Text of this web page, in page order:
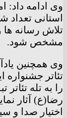
وی ادامه داد:
استانی تعداد
تلاش رسانه ها
مشخص شود.
وی همچنین
تئاتر جشنواره
را به تله تئاتر
رضا(ع) آثار
اختیار صدا و